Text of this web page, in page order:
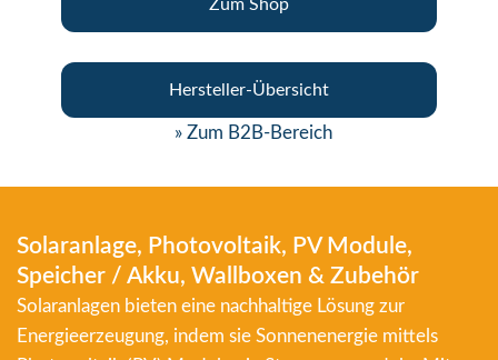
Zum Shop
Hersteller-Übersicht
» Zum B2B-Bereich
Solaranlage, Photovoltaik, PV Module,
Speicher / Akku, Wallboxen & Zubehör
Solaranlagen bieten eine nachhaltige Lösung zur
Energieerzeugung, indem sie Sonnenenergie mittels